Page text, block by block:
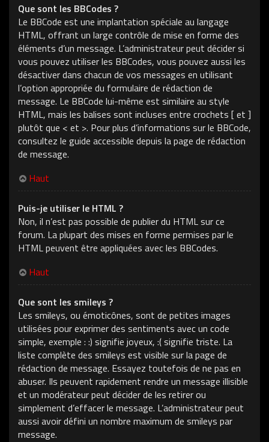
Que sont les BBCodes ?
Le BBCode est une implantation spéciale au langage
HTML, offrant un large contrôle de mise en forme des
éléments d’un message. L’administrateur peut décider si
vous pouvez utiliser les BBCodes, vous pouvez aussi les
désactiver dans chacun de vos messages en utilisant
l’option appropriée du formulaire de rédaction de
message. Le BBCode lui-même est similaire au style
HTML, mais les balises sont incluses entre crochets [ et ]
plutôt que < et >. Pour plus d’informations sur le BBCode,
consultez le guide accessible depuis la page de rédaction
de message.
Haut
Puis-je utiliser le HTML ?
Non, il n’est pas possible de publier du HTML sur ce
forum. La plupart des mises en forme permises par le
HTML peuvent être appliquées avec les BBCodes.
Haut
Que sont les smileys ?
Les smileys, ou émoticônes, sont de petites images
utilisées pour exprimer des sentiments avec un code
simple, exemple : :) signifie joyeux, :( signifie triste. La
liste complète des smileys est visible sur la page de
rédaction de message. Essayez toutefois de ne pas en
abuser. Ils peuvent rapidement rendre un message illisible
et un modérateur peut décider de les retirer ou
simplement d’effacer le message. L’administrateur peut
aussi avoir défini un nombre maximum de smileys par
message.